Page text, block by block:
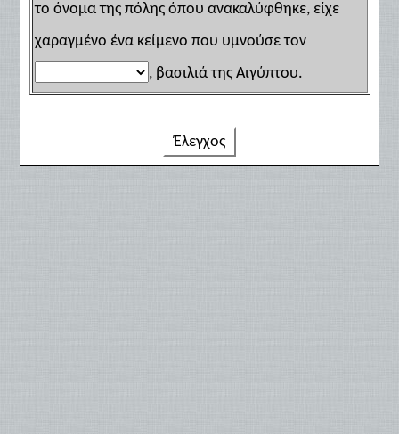
το όνομα της πόλης όπου ανακαλύφθηκε, είχε
χαραγμένο ένα κείμενο που υμνούσε τον
, βασιλιά της Αιγύπτου.
Έλεγχος